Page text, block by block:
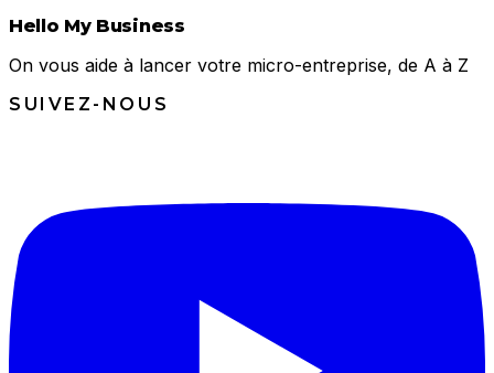
Hello My Business
On vous aide à lancer votre micro-entreprise, de A à Z
SUIVEZ-NOUS